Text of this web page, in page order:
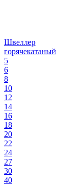
Швеллер
горячекатаный
5
6
8
10
12
14
16
18
20
22
24
27
30
40